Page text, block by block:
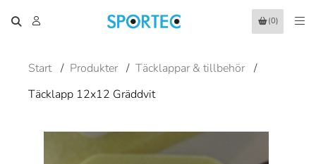
(0)
Start / Produkter / Täcklappar & tillbehör /
Täcklapp 12x12 Gräddvit